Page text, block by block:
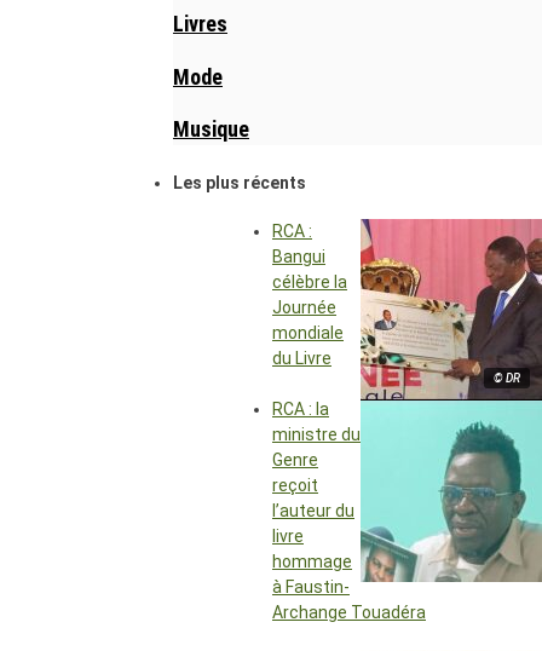
Livres
Mode
Musique
Les plus récents
© DR
RCA :
Bangui
célèbre la
Journée
mondiale
du Livre
RCA : la
ministre du
Genre
reçoit
l’auteur du
livre
hommage
à Faustin-
Archange Touadéra